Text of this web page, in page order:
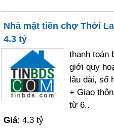
Nhà mặt tiền chợ Thới
4.3 tỷ
thanh toán
giới quy
lâu dài, sổ
+ Giao
từ 6..
Giá: 4.3 tỷ